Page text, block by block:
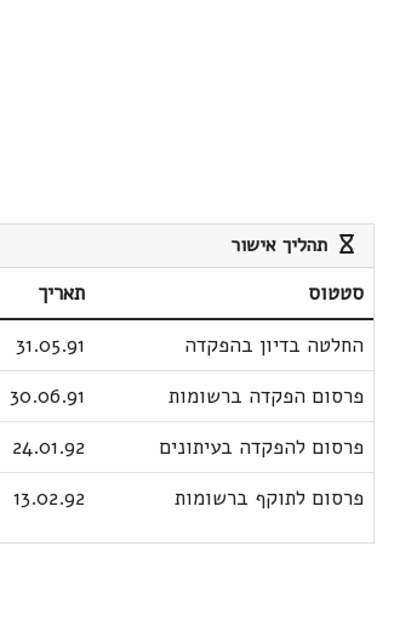
תהליך אישור
סטטוס תאריך
החלטה בדיון בהפקדה
31.05.91
פרסום הפקדה ברשומות
30.06.91
פרסום להפקדה בעיתונים
24.01.92
פרסום לתוקף ברשומות
13.02.92